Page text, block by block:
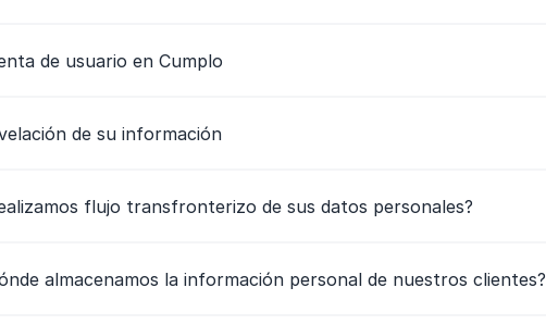
de usuario en Cumplo
de su información
flujo transfronterizo de sus datos personales?
almacenamos la información personal de nuestros clientes?